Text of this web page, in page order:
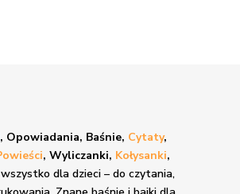
, Opowiadania, Baśnie, Cytaty,
, Wyliczanki, Kołysanki,
dla dzieci – do czytania,